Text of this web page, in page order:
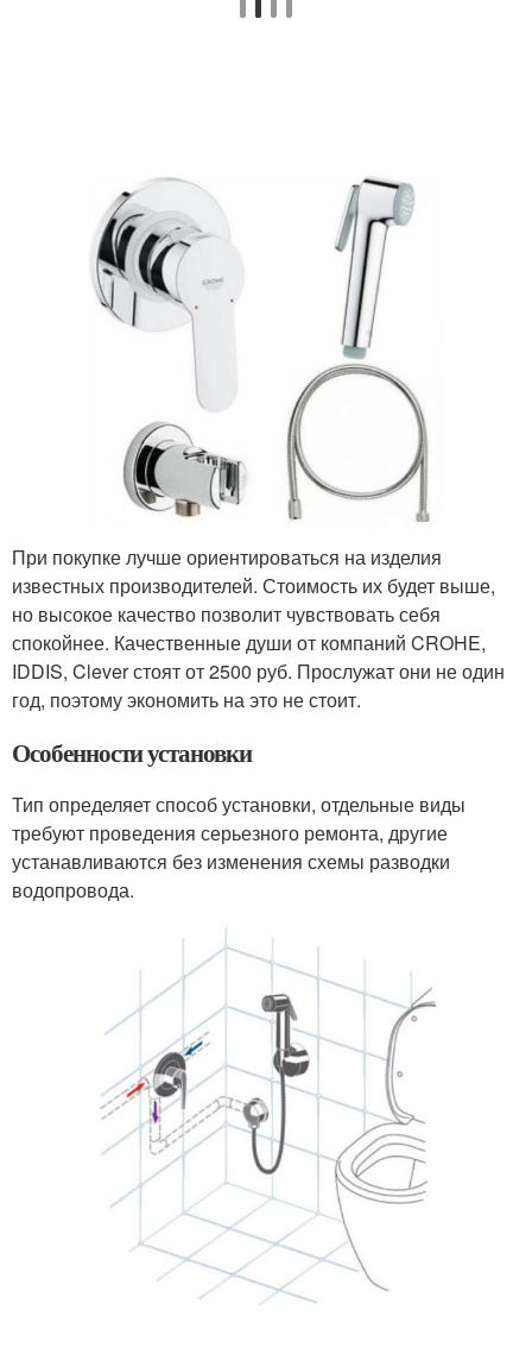
При покупке лучше ориентироваться на изделия
известных производителей. Стоимость их будет выше,
но высокое качество позволит чувствовать себя
спокойнее. Качественные души от компаний CROHE,
IDDIS, Clever стоят от 2500 руб. Прослужат они не один
год, поэтому экономить на это не стоит.
Особенности установки
Тип определяет способ установки, отдельные виды
требуют проведения серьезного ремонта, другие
устанавливаются без изменения схемы разводки
водопровода.